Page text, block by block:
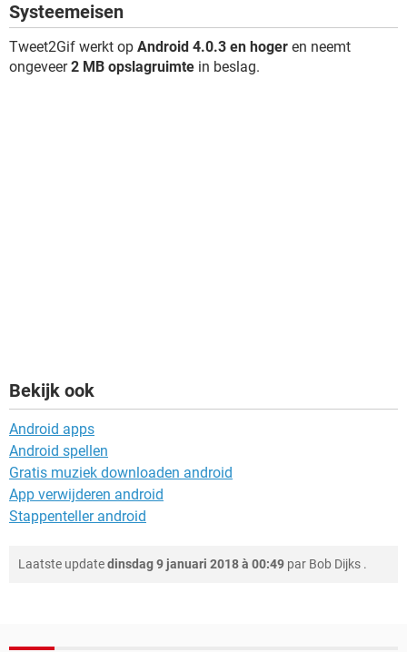
Systeemeisen
Tweet2Gif werkt op Android 4.0.3 en hoger en neemt
ongeveer2 MB opslagruimte in beslag.
Bekijk ook
Android apps
Android spellen
Gratis muziek downloaden android
App verwijderen android
Stappenteller android
Laatste updatedinsdag 9 januari 2018 à 00:49 par Bob Dijks .